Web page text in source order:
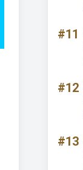
#11
#12
#13